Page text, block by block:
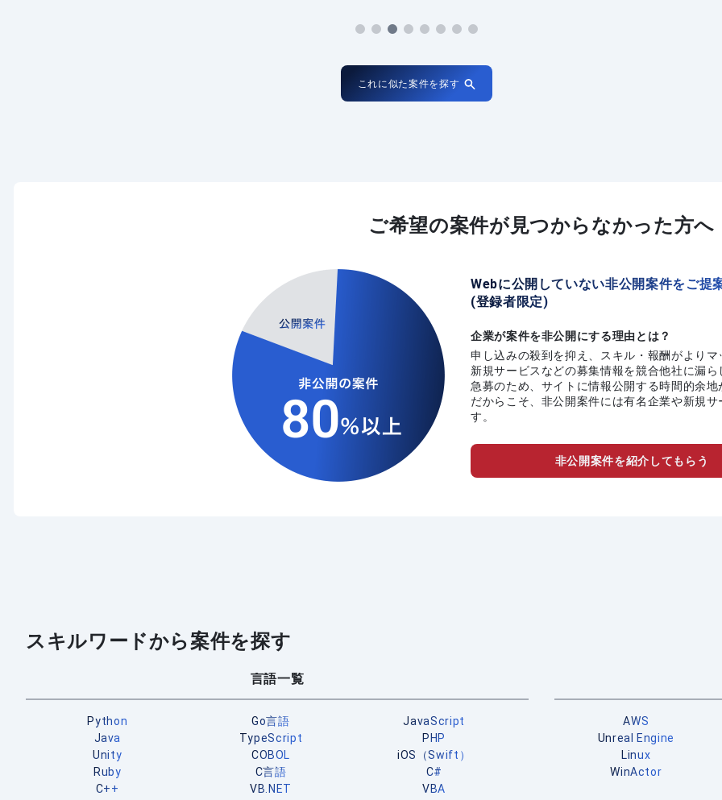
これに似た案件を探す
ご希望の案件が見つからなかった方へ
Webに公開していない非公開案件をご提
(登録者限定)
企業が案件を非公開にする理由とは？
申し込みの殺到を抑え、スキル・報酬がより
新規サービスなどの募集情報を競合他社に漏ら
急募のため、サイトに情報公開する時間的余地
だからこそ、非公開案件には有名企業や新規サ
す。
非公開案件を紹介してもらう
スキルワードから案件を探す
言語一覧
Python Go言語
JavaScript
Java
TypeScript
PHP
Unity
COBOL
iOS（Swift）
Ruby
C言語
C#
C++
VB.NET VBA
AWS
Unreal Engine
Linux
WinActor